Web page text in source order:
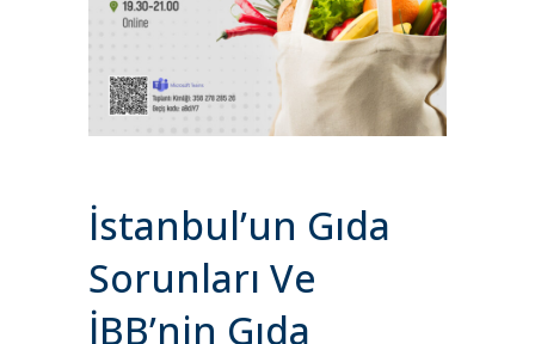
İstanbul’un Gıda
Sorunları Ve
İBB’nin Gıda